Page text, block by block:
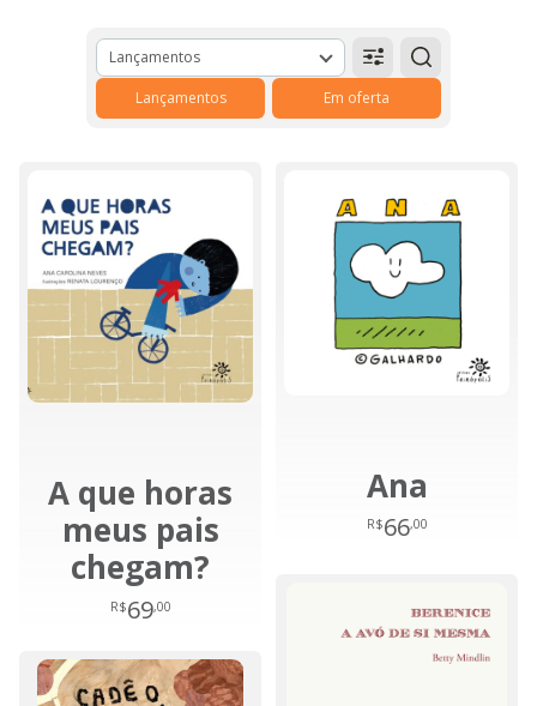
Lançamentos
Lançamentos
Em oferta
A que horas
meus pais
chegam?
R$69,00
Ana
R$66,00